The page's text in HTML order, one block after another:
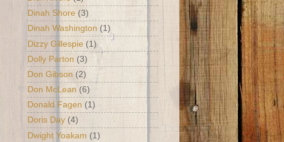
Dinah Shore (3)
Dinah Washington (1)
Dizzy Gillespie (1)
Dolly Parton (3)
Don Gibson (2)
Don McLean (6)
Donald Fagen (1)
Doris Day (4)
Dwight Yoakam (1)